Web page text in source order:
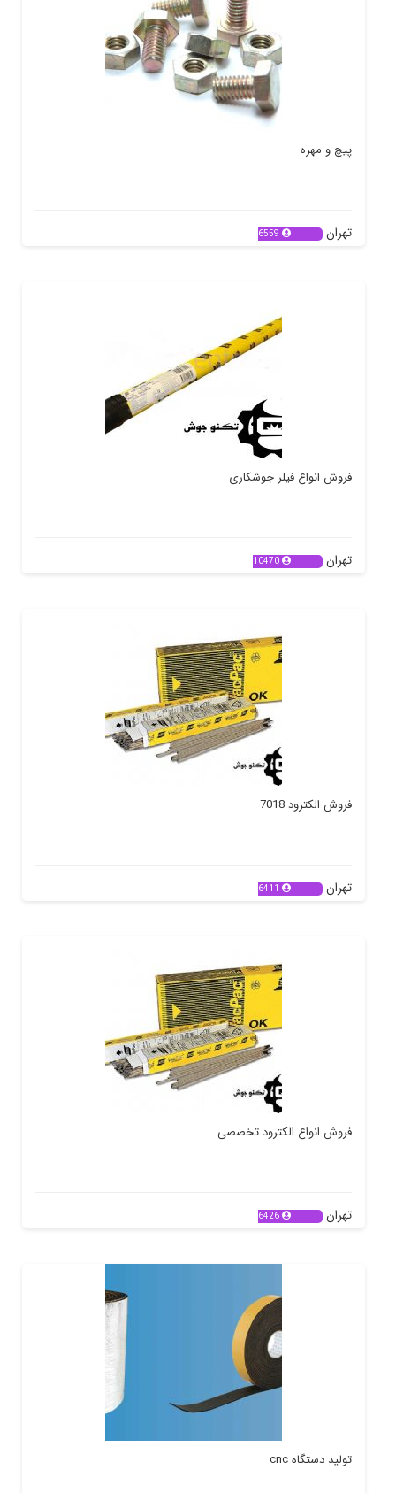
پیچ و مهره
تهران 6559
فروش انواع فیلر جوشکاری
تهران 10470
فروش الکترود 7018
تهران 6411
فروش انواع الکترود تخصصی
تهران 6426
تولید دستگاه cnc